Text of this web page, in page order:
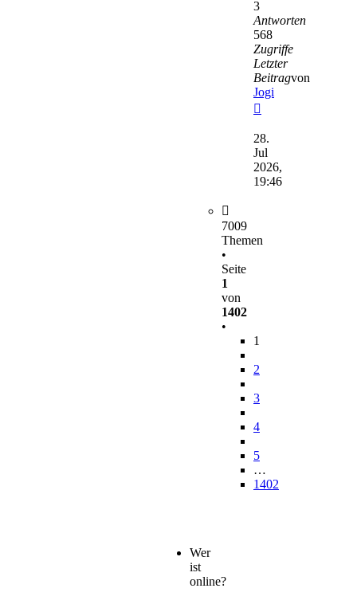
3
Antworten
568
Zugriffe
Letzter
Beitragvon
Jogi
Beitrag
28.
Jul
2026,
19:46
7009
Themen
•
Seite
1
von
1402
•
1
2
3
4
5
…
1402
Wer
ist
online?